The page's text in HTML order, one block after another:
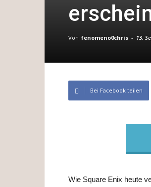
Von fenomeno0chris - 13.
Bei Facebook teilen
Wie Square Enix heute